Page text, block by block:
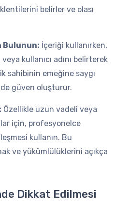
belirler ve olası
Bulunun: İçeriği kullanırken,
veya kullanıcı adını belirterek
sahibinin emeğine saygı
güven oluşturur.
Özellikle uzun vadeli veya
için, profesyonelce
kullanın. Bu
ve yükümlülüklerini açıkça
Dikkat Edilmesi